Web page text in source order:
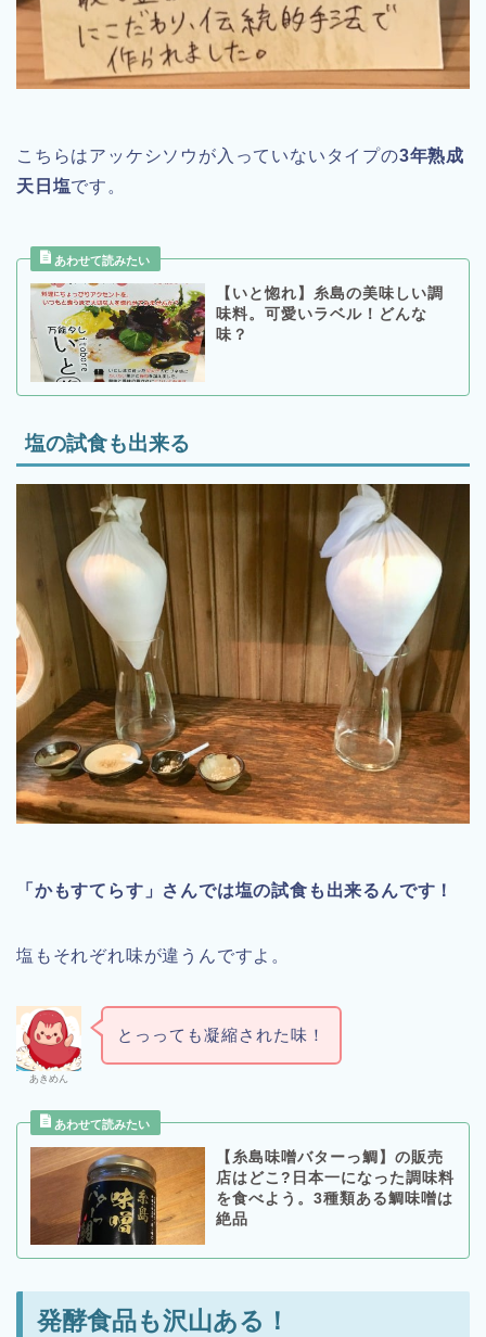
こちらはアッケシソウが入っていないタイプの3年熟成
天日塩です。
【いと惚れ】糸島の美味しい調
味料。可愛いラベル！どんな
味？
塩の試食も出来る
「かもすてらす」さんでは塩の試食も出来るんです！
塩もそれぞれ味が違うんですよ。
あきめん
とっっても凝縮された味！
【糸島味噌バターっ鯛】の販売
店はどこ?日本一になった調味料
を食べよう。3種類ある鯛味噌は
絶品
発酵食品も沢山ある！